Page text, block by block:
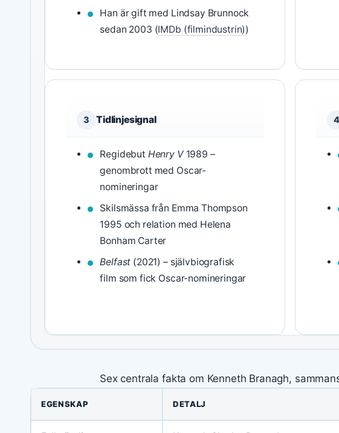
Han är gift med Lindsay Brunnock
sedan 2003 (IMDb (filmindustrin))
3 Tidlinjesignal
Regidebut Henry V1989 –
genombrott med Oscar-
nomineringar
Skilsmässa från Emma Thompson
1995 och relation med Helena
Bonham Carter
Belfast (2021) – självbiografisk
film som fick Oscar-nomineringar
4
Sex centrala fakta om Kenneth Branagh,
EGENSKAP DETALJ